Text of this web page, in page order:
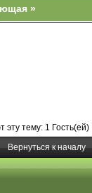
»
эту тему: 1 Гость(ей)
Вернуться к началу